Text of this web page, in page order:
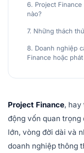
Project Finance, hay
động vốn quan
lớn, vòng đời dài và
doanh nghiệp thông
6. Project
nào?
7. Những thách
8. Doanh nghiệp
Finance hoặc